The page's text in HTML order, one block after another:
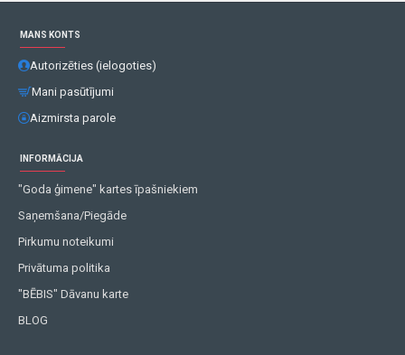
MANS KONTS
Autorizēties (ielogoties)
Mani pasūtījumi
Aizmirsta parole
INFORMĀCIJA
"Goda ģimene" kartes īpašniekiem
Saņemšana/Piegāde
Pirkumu noteikumi
Privātuma politika
"BĒBIS" Dāvanu karte
BLOG